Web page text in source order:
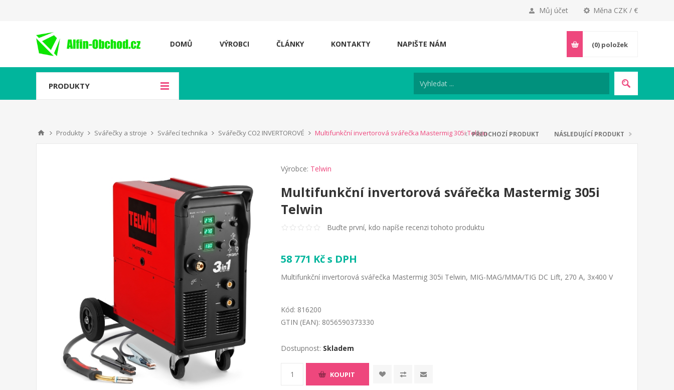
Měna CZK / €
Můj účet
DOMŮ VÝROBCI ČLÁNKY KONTAKTY NAPIŠTE NÁM (0) položek
PRODUKTY
Produkty Svářečky a stroje Svářecí technika Svářečky CO2 INVERTOROVÉ Multifunkční invertorová svářečka Mastermig 305i TelwinPŘEDCHOZÍ PRODUKT NÁSLEDUJÍCÍ PRODUKT
Výrobce: Telwin
Multifunkční invertorová svářečka Mastermig 305i
Telwin
Buďte první, kdo napíše recenzi tohoto produktu
58 771 Kč s DPH
Multifunkční invertorová svářečka Mastermig 305i Telwin, MIG-MAG/MMA/TIG DC Lift, 270 A, 3x400 V
Kód: 816200
GTIN (EAN): 8056590373330
Dostupnost: Skladem
KOUPIT